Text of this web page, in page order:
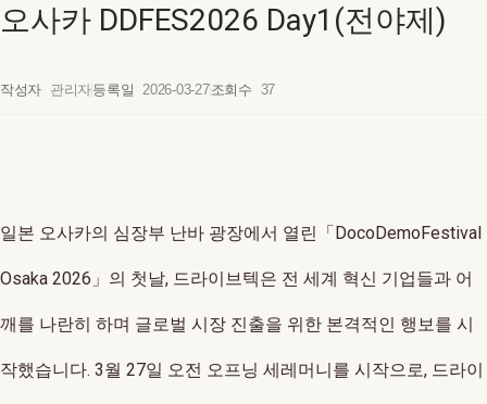
오사카 DDFES2026 Day1(전야제)
작성자 관리자등록일 2026-03-27조회수 37
일본 오사카의 심장부 난바 광장에서 열린「DocoDemoFestival
Osaka 2026」의 첫날, 드라이브텍은 전 세계 혁신 기업들과 어
깨를 나란히 하며 글로벌 시장 진출을 위한 본격적인 행보를 시
작했습니다. 3월 27일 오전 오프닝 세레머니를 시작으로, 드라이